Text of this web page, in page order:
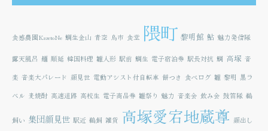
食感農園KazetoNe 鯛生金山 青空 鳥市 食堂 隈町 黎明館 鮎 魅力発信隊
露天風呂 麺 順延 韓国料理 雛人形 駅前 鯛生 電子宿泊券 駅長対抗 鯛 高塚 音
楽 音楽大パレード 顔見世 電動アシスト付自転車 餅つき 食べログ 雛 黎明 黒ラ
ベル 麦焼酎 高速道路 高校生 電子商品券 雛祭り 魅力 音楽会 飲み会 鼓笛隊 鵜
飼い 集団顔見世 駅近 鵜飼 雑貨 高塚愛宕地蔵尊 顔出し